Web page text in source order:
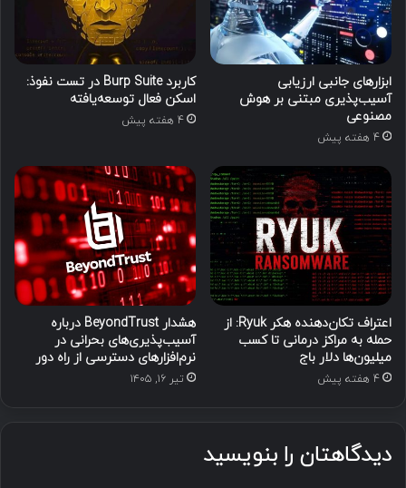
ابزارهای جانبی ارزیابی
آسیب‌پذیری مبتنی بر هوش
مصنوعی
4 هفته پیش
کاربرد Burp Suite در تست نفوذ:
اسکن فعال توسعه‌یافته
4 هفته پیش
اعتراف تکان‌دهنده هکر Ryuk: از
حمله به مراکز درمانی تا کسب
میلیون‌ها دلار باج
4 هفته پیش
هشدار BeyondTrust درباره
آسیب‌پذیری‌های بحرانی در
نرم‌افزارهای دسترسی از راه دور
تیر ۱۶, ۱۴۰۵
دیدگاهتان را بنویسید